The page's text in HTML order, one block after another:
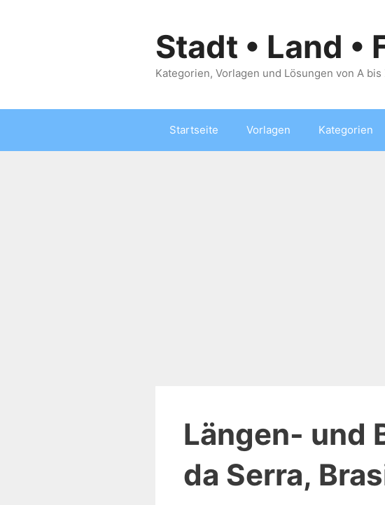
Stadt • Land •
Kategorien, Vorlagen und Lösungen von A
Startseite Vorlagen Kategorien
Längen- und
da Serra,